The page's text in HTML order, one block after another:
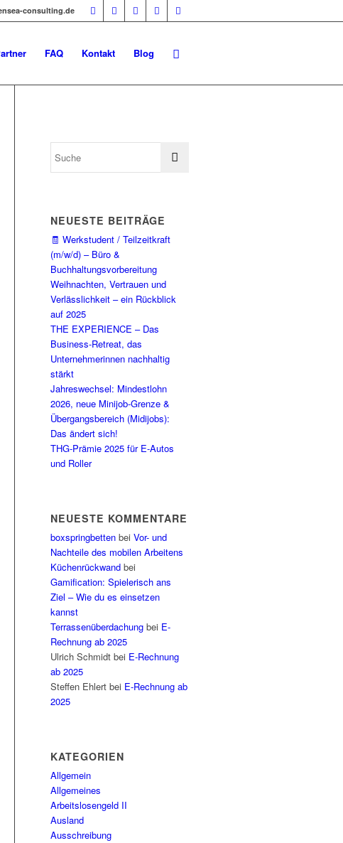
consulting.de
FAQ Kontakt Blog
NEUESTE BEITRÄGE
🧾 Werkstudent / Teilzeitkraft
(m/w/d) – Büro &
Buchhaltungsvorbereitung
Weihnachten, Vertrauen und
Verlässlichkeit – ein Rückblick
auf 2025
THE EXPERIENCE – Das
Business-Retreat, das
Unternehmerinnen nachhaltig
stärkt
Jahreswechsel: Mindestlohn
2026, neue Minijob-Grenze &
Übergangsbereich (Midijobs):
Das ändert sich!
THG-Prämie 2025 für E-Autos
und Roller
NEUESTE KOMMENTARE
boxspringbetten beiVor- und
Nachteile des mobilen Arbeitens
Küchenrückwand bei
Gamification: Spielerisch ans
Ziel – Wie du es einsetzen
kannst
Terrassenüberdachung bei E-
Rechnung ab 2025
Ulrich Schmidt bei E-Rechnung
ab 2025
Steffen Ehlert bei E-Rechnung ab
2025
KATEGORIEN
Allgemein
Allgemeines
Arbeitslosengeld II
Ausland
Ausschreibung